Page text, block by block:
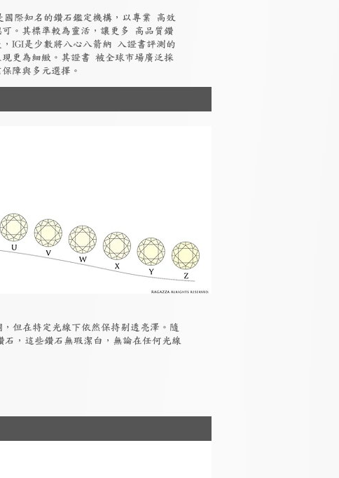
國際知名的鑽石鑑定機構，以專業 高效
。其標準較為靈活，讓更多 高品質鑽
IGI是少數將八心八箭納 入證書評測的
更為細緻。其證書 被全球市場廣泛採
障與多元選擇。
但在特定光線下依然保持剔透亮澤。隨
，這些鑽石無瑕潔白，無論在任何光線